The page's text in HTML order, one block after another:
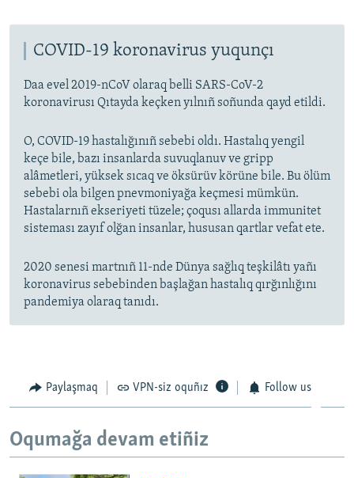
COVID-19 koronavirus yuqunçı
Daa evel 2019-nCoV olaraq belli SARS-CoV-2
koronavirusı Qıtayda keçken yılnıñ soñunda qayd etildi.
O, COVID-19 hastalığınıñ sebebi oldı. Hastalıq yengil
keçe bile, bazı insanlarda suvuqlanuv ve gripp
alâmetleri, yüksek sıcaq ve öksürüv körüne bile. Bu ölüm
sebebi ola bilgen pnevmoniyağa keçmesi mümkün.
Hastalarnıñ ekseriyeti tüzele; çoqusı allarda immunitet
sisteması zayıf olğan insanlar, hususan qartlar vefat ete.
2020 senesi martnıñ 11-nde Dünya sağlıq teşkilâtı yañı
koronavirus sebebinden başlağan hastalıq qırğınlığını
pandemiya olaraq tanıdı.
Paylaşmaq VPN-siz oquñız Follow us
Oqumağa devam etiñiz